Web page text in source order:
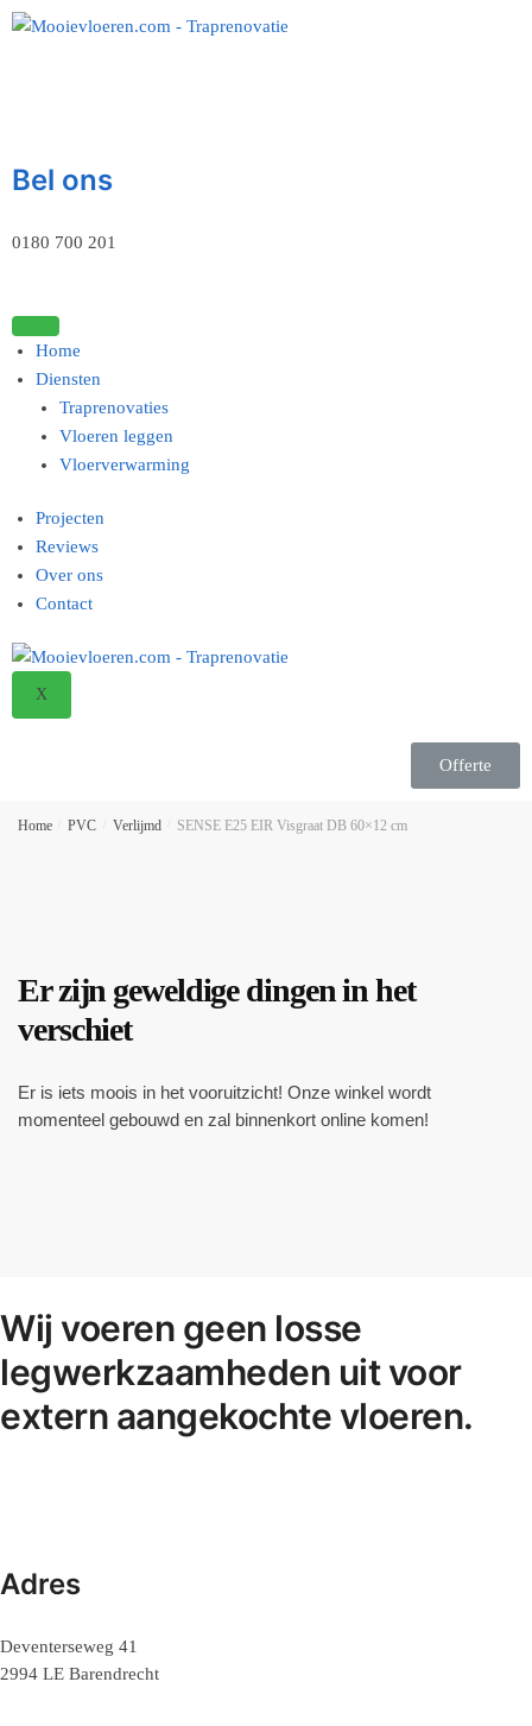
Bel ons
0180 700 201
Home
Diensten
Traprenovaties
Vloeren leggen
Vloerverwarming
Projecten
Reviews
Over ons
Contact
X
Offerte
Home PVC Verlijmd SENSE E25 EIR Visgraat DB 60×12 cm
Er zijn geweldige dingen in het
verschiet
Er is iets moois in het vooruitzicht! Onze winkel wordt
momenteel gebouwd en zal binnenkort online komen!
Wij voeren geen losse
legwerkzaamheden uit voor
extern aangekochte vloeren.
Adres
Deventerseweg 41
2994 LE Barendrecht